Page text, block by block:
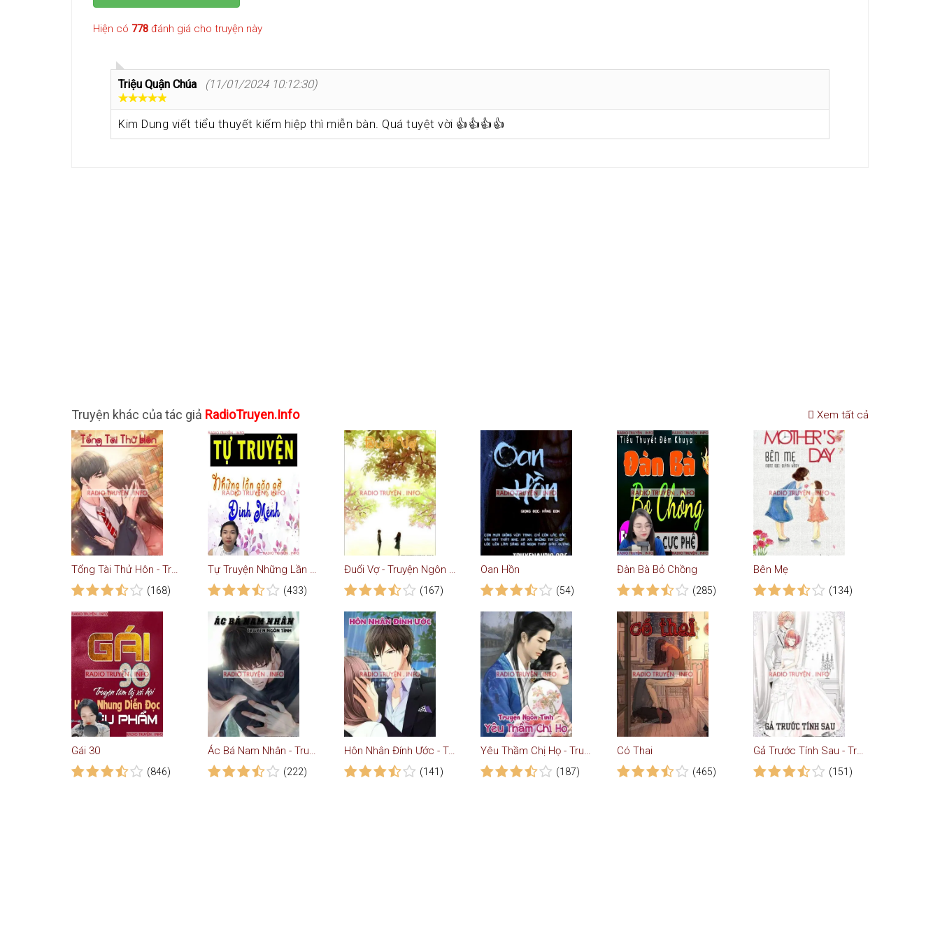
Hiện có 778 đánh giá cho truyện này
Triệu Quận Chúa (11/01/2024 10:12:30)
Kim Dung viết tiểu thuyết kiếm hiệp thì miễn bàn. Quá tuyệt vời 👍👍👍👍
Truyện khác của tác giả RadioTruyen.Info Xem tất cả
Tổng Tài Thử Hôn - Truyện Ngôn Tình
(168)
Tự Truyện Những Lần Gặp Gỡ Định Mệnh
(433)
Đuổi Vợ - Truyện Ngôn Tình
(167)
Oan Hồn
(54)
Đàn Bà Bỏ Chồng
(285)
Bên Mẹ
(134)
Gái 30
(846)
Ác Bá Nam Nhân - Truyện Ngôn Tình
(222)
Hôn Nhân Đính Ước - Truyện Ngôn Tình
(141)
Yêu Thầm Chị Họ - Truyện Ngôn Tình
(187)
Có Thai
(465)
Gả Trước Tính Sau - Truyện Ngôn Tình
(151)